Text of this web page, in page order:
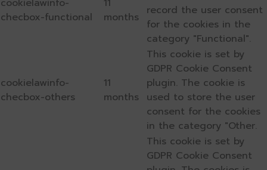
cookielawinfo-
checbox-functional
11
months
record the user consent
for the cookies in the
category "Functional".
cookielawinfo-
checbox-others
11
months
This cookie is set by
GDPR Cookie Consent
plugin. The cookie is
used to store the user
consent for the cookies
in the category "Other.
This cookie is set by
GDPR Cookie Consent